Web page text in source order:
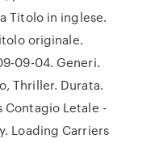
Titolo in inglese.
originale.
09-04. Generi.
Thriller. Durata.
Contagio Letale -
Loading Carriers